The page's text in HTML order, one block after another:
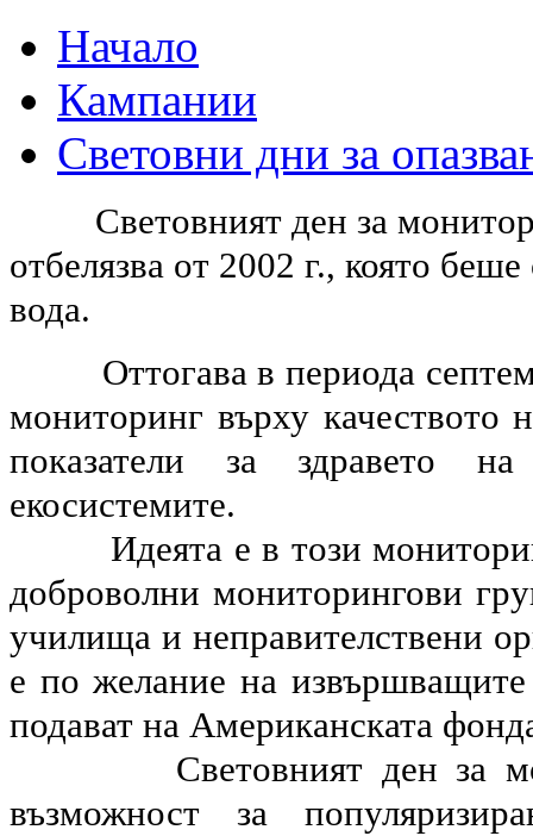
Начало
Кампании
Световни дни за
Световният ден за
отбелязва от 2002 г., която
вода.
Оттогава в периода
мониторинг върху качеството
показатели за здравето
екосистемите.
Идеята е в този
доброволни мониторингови
училища и неправителствени
е по желание на
подават на Американската
Световният ден за
възможност за